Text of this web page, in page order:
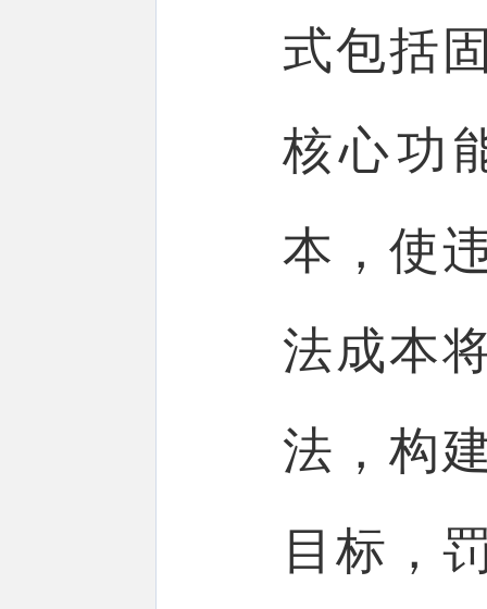
式包括
核心功
本，使
法成本
法，构
目标，